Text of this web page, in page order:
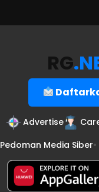
RG
Advertise
Pedoman Media Siber•